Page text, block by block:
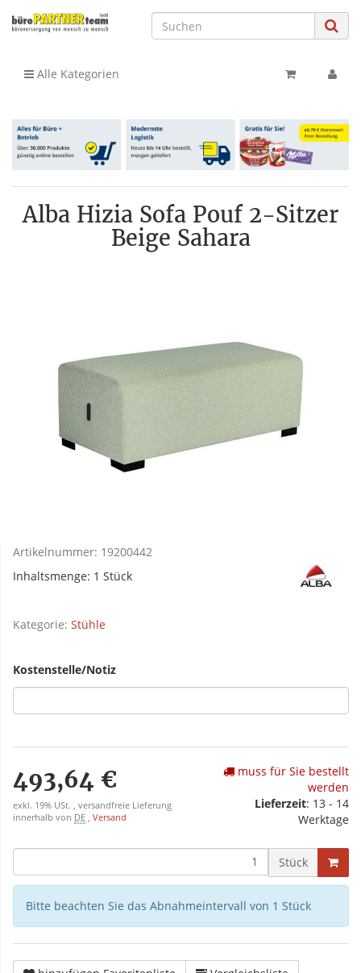
Alle Kategorien
Alba Hizia Sofa Pouf 2-Sitzer
Beige Sahara
Artikelnummer: 19200442
Inhaltsmenge: 1 Stück
Kategorie: Stühle
Kostenstelle/Notiz
493,64 €
exkl. 19% USt. , versandfreie Lieferung
innerhalb von DE , Versand
muss für Sie bestellt
werden
Lieferzeit: 13 - 14
Werktage
Stück
Bitte beachten Sie das Abnahmeintervall von 1 Stück